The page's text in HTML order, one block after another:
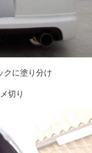
クに塗り分け
切り